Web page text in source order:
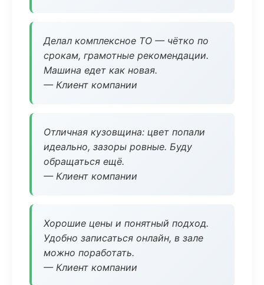
Делал комплексное ТО — чётко по
срокам, грамотные рекомендации.
Машина едет как новая.
— Клиент компании
Отличная кузовщина: цвет попали
идеально, зазоры ровные. Буду
обращаться ещё.
— Клиент компании
Хорошие цены и понятный подход.
Удобно записаться онлайн, в зале
можно поработать.
— Клиент компании